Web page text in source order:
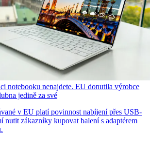
notebooku nenajdete. EU donutila výrobce
jedině za své
v EU platí povinnost nabíjení přes USB-
nutit zákazníky kupovat balení s adaptérem